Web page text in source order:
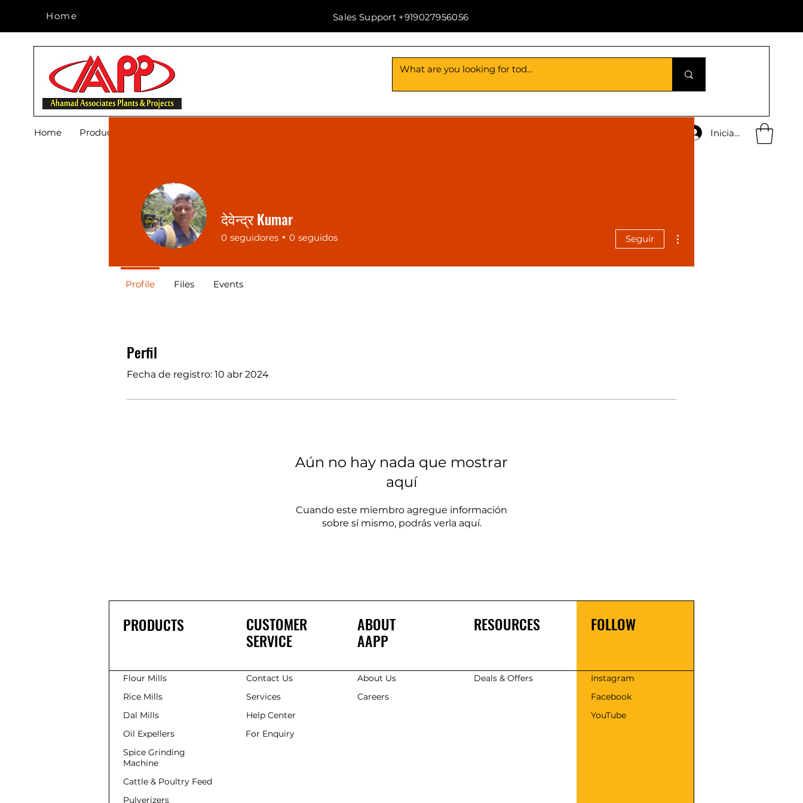
Home
Home Sales Support +919027956056
Home Products Iniciar sesión
Perfil
Fecha de registro: 10 abr 2024
Aún no hay nada que mostrar
aquí
Cuando este miembro agregue información
sobre sí mismo, podrás verla aquí.
देवेन्द्र Kumar
0 seguidores 0 seguidos Seguir
Profile Files Events
PRODUCTS
Flour Mills
Rice Mills
Dal Mills
Oil Expellers
Spice Grinding
Machine
Cattle & Poultry Feed
Pulverizers
CUSTOMER
SERVICE
Contact Us
Services
Help Center
For Enquiry
ABOUT
AAPP
About Us
Careers
RESOURCES
Deals & Offers
FOLLOW
Instagram
Facebook
YouTube